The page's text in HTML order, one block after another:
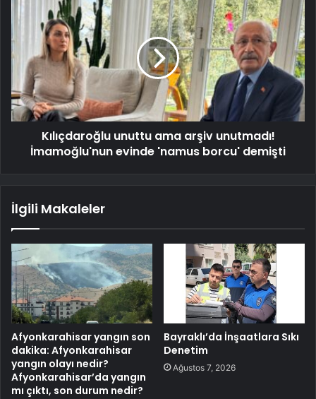
Kılıçdaroğlu unuttu ama arşiv unutmadı!
İmamoğlu'nun evinde 'namus borcu' demişti
İlgili Makaleler
Afyonkarahisar yangın son
dakika: Afyonkarahisar
yangın olayı nedir?
Afyonkarahisar’da yangın
mı çıktı, son durum nedir?
Bayraklı’da İnşaatlara Sıkı
Denetim
Ağustos 7, 2026